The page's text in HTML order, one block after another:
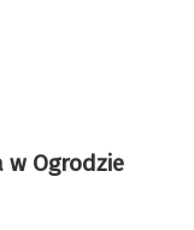
w Ogrodzie